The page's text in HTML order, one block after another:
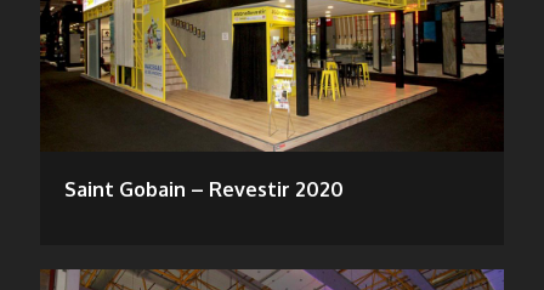
Saint Gobain – Revestir 2020